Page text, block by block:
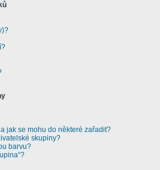
jak se mohu do některé zařadit?
skupiny?
barvu?